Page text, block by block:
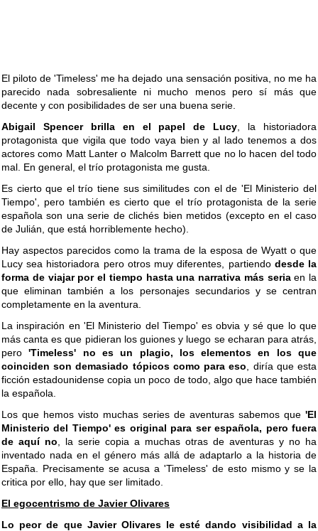
El piloto de 'Timeless' me ha dejado una sensación positiva, no me ha
parecido nada sobresaliente ni mucho menos pero sí más que
decente y con posibilidades de ser una buena serie.
Abigail Spencer brilla en el papel de Lucy , la historiadora
protagonista que vigila que todo vaya bien y al lado tenemos a dos
actores como Matt Lanter o Malcolm Barrett que no lo hacen del todo
mal. En general, el trío protagonista me gusta.
Es cierto que el trío tiene sus similitudes con el de 'El Ministerio del
Tiempo', pero también es cierto que el trío protagonista de la serie
española son una serie de clichés bien metidos (excepto en el caso
de Julián, que está horriblemente hecho).
Hay aspectos parecidos como la trama de la esposa de Wyatt o que
Lucy sea historiadora pero otros muy diferentes, partiendo desde la
forma de viajar por el tiempo hasta una narrativa más seriaen la
que eliminan también a los personajes secundarios y se centran
completamente en la aventura.
La inspiración en 'El Ministerio del Tiempo' es obvia y sé que lo que
más canta es que pidieran los guiones y luego se echaran para atrás,
pero'Timeless' no es un plagio, los elementos en los que
coinciden son demasiado tópicos como para eso , diría que esta
ficción estadounidense copia un poco de todo, algo que hace también
la española.
Los que hemos visto muchas series de aventuras sabemos que 'El
Ministerio del Tiempo' es original para ser española, pero fuera
de aquí no , la serie copia a muchas otras de aventuras y no ha
inventado nada en el género más allá de adaptarlo a la historia de
España. Precisamente se acusa a 'Timeless' de esto mismo y se la
critica por ello, hay que ser limitado.
El egocentrismo de Javier Olivares
Lo peor de que Javier Olivares le esté dando visibilidad a la